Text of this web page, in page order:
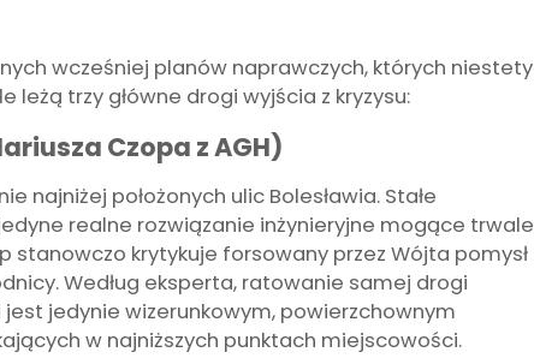
wcześniej planów naprawczych, których niestety
leżą trzy główne drogi wyjścia z kryzysu:
Czopa z AGH)
najniżej położonych ulic Bolesławia. Stałe
realne rozwiązanie inżynieryjne mogące trwale
krytykuje forsowany przez Wójta pomysł
Według eksperta, ratowanie samej drogi
jedynie wizerunkowym, powierzchownym
w najniższych punktach miejscowości.